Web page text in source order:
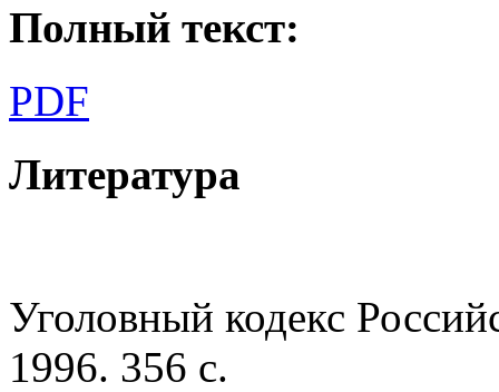
Полный текст:
PDF
Литература
Уголовный кодекс
1996. 356 с.